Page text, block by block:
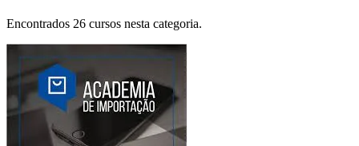
Encontrados 26 cursos nesta categoria.